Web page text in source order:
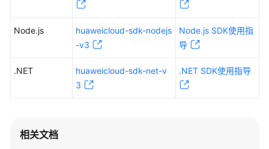
频
Node.js
huaweicloud-sdk-nodejs
-v3
Node.js SDK使用指
导
.NET
huaweicloud-sdk-net-v
3
.NET SDK使用指导
相关文档